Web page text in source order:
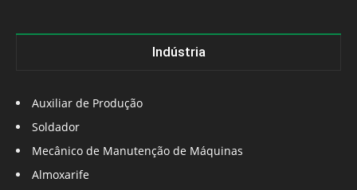
Indústria
Auxiliar de Produção
Soldador
Mecânico de Manutenção de Máquinas
Almoxarife